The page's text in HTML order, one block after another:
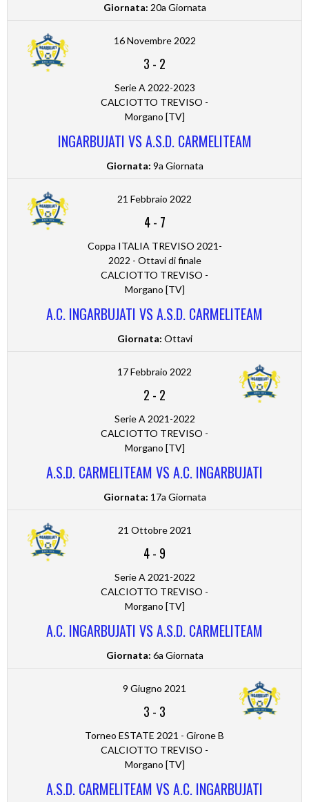
Giornata: 20a Giornata
16 Novembre 2022
3 - 2
Serie A 2022-2023
CALCIOTTO TREVISO -
Morgano [TV]
INGARBUJATI VS A.S.D. CARMELITEAM
Giornata: 9a Giornata
21 Febbraio 2022
4- 7
Coppa ITALIA TREVISO 2021-
2022 - Ottavi di finale
CALCIOTTO TREVISO -
Morgano [TV]
A.C. INGARBUJATI VS A.S.D. CARMELITEAM
Giornata: Ottavi
17 Febbraio 2022
2 - 2
Serie A 2021-2022
CALCIOTTO TREVISO -
Morgano [TV]
A.S.D. CARMELITEAM VS A.C. INGARBUJATI
Giornata: 17a Giornata
21 Ottobre 2021
4- 9
Serie A 2021-2022
CALCIOTTO TREVISO -
Morgano [TV]
A.C. INGARBUJATI VS A.S.D. CARMELITEAM
Giornata: 6a Giornata
9 Giugno 2021
3 - 3
Torneo ESTATE 2021 - Girone B
CALCIOTTO TREVISO -
Morgano [TV]
A.S.D. CARMELITEAM VS A.C. INGARBUJATI